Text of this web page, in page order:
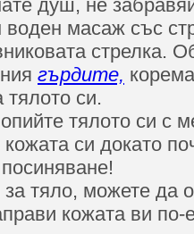
душ, не
воден масаж със
стрелка.
гърдите,
тялото си.
тялото си с
си докато
тяло, можете да
кожата ви по-